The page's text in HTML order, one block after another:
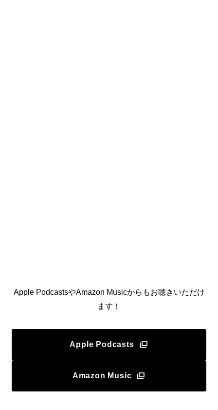
Apple PodcastsやAmazon Musicからもお聴きいただけ
ます！
Apple Podcasts
Amazon Music